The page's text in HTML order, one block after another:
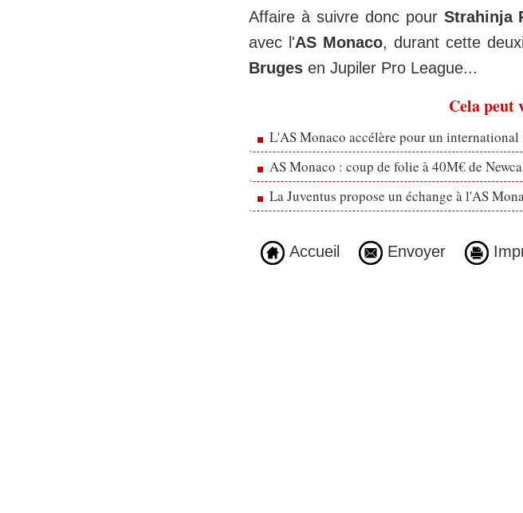
Affaire à suivre donc pour Strahinja
avec l'AS Monaco, durant cette
Bruges en Jupiler Pro League...
Cela peut
L'AS Monaco accélère pour un
AS Monaco : coup de folie à 40M€ de
La Juventus propose un échange à l'AS
Accueil Envoyer